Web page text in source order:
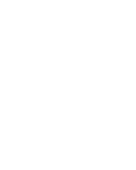
lagres på
funksjonalitet på
medlemssider og
ikke blir
å bli sporet av